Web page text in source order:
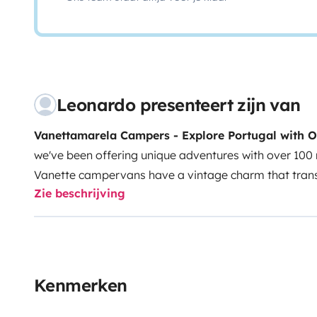
Leonardo presenteert zijn van
Vanettamarela Campers - Explore Portugal with
we've been offering unique adventures with over
Vanette campervans have a vintage charm that
without sacrificing modern convenience. The classic
functionality make these campervans ideal for
through the heart of Portugal!
Zie beschrijving
Kenmerken